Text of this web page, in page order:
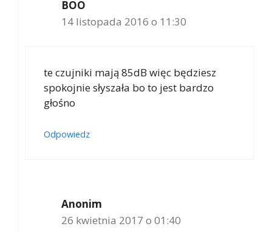
BOO
14 listopada 2016 o 11:30
te czujniki mają 85dB więc będziesz
spokojnie słyszała bo to jest bardzo
głośno
Odpowiedz
Anonim
26 kwietnia 2017 o 01:40